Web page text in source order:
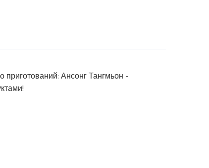
приготований: Ансонг Тангмьон -